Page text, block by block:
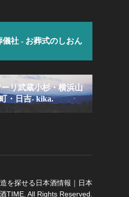
儀社 - お葬式のしおん
リ武蔵小杉・横浜山
・日吉- kika.
を探せる日本酒情報｜日本
TIME. All Rights Reserved.